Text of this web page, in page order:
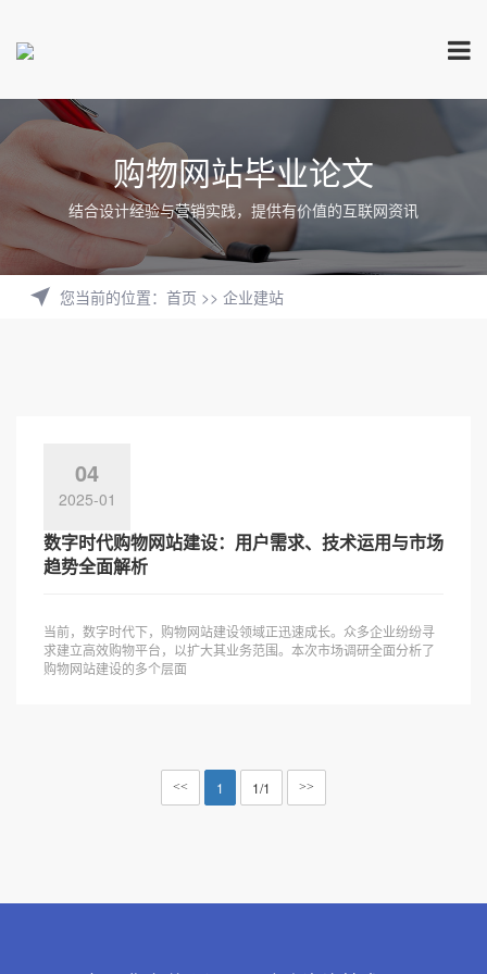
购物网站毕业论文
结合设计经验与营销实践，提供有价值的互联网资讯
您当前的位置： 首页 >> 企业建站
04
2025-01
数字时代购物网站建设：用户需求、技术运用与市场
趋势全面解析
当前，数字时代下，购物网站建设领域正迅速成长。众多企业纷纷寻
求建立高效购物平台，以扩大其业务范围。本次市场调研全面分析了
购物网站建设的多个层面
<< 1 1/1 >>